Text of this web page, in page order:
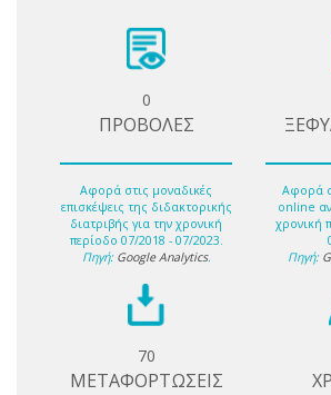
0
ΠΡΟΒΟΛΕΣ
Αφορά στις μοναδικές
επισκέψεις της διδακτορικής
διατριβής για την χρονική
περίοδο 07/2018 - 07/2023.
Πηγή: Google Analytics.
Αφορά
online
χρονική
Πηγή:
70
ΜΕΤΑΦΟΡΤΩΣΕΙΣ